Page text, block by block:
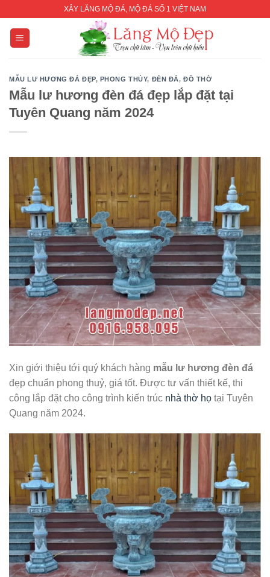
content
XÂY LĂNG MỘ ĐÁ, MỘ ĐÁ SỐ 1 VIỆT NAM
MẪU LƯ HƯƠNG ĐÁ ĐẸP, PHONG THỦY, ĐÈN ĐÁ, ĐỒ THỜ
Mẫu lư hương đèn đá đẹp lắp đặt tại
Tuyên Quang năm 2024
Xin giới thiệu tới quý khách hàng mẫu lư hương đèn đá
đẹp chuẩn phong thuỷ, giá tốt. Được tư vấn thiết kế, thi
công lắp đặt cho công trình kiến trúc nhà thờ họ tại Tuyên
Quang năm 2024.